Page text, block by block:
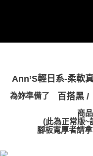
Ann’S輕日系-柔軟
為妳準備了 百搭黑 /
商
(此為正常版~
腳板寬厚者請